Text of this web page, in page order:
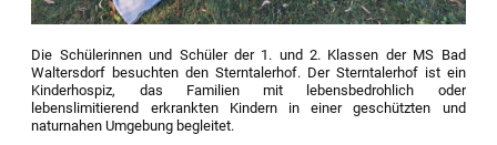
Die Schülerinnen und Schüler der 1. und 2. Klassen der MS Bad
Waltersdorf besuchten den Sterntalerhof. Der Sterntalerhof ist ein
Kinderhospiz, das Familien mit lebensbedrohlich oder
lebenslimitierend erkrankten Kindern in einer geschützten und
naturnahen Umgebung begleitet.